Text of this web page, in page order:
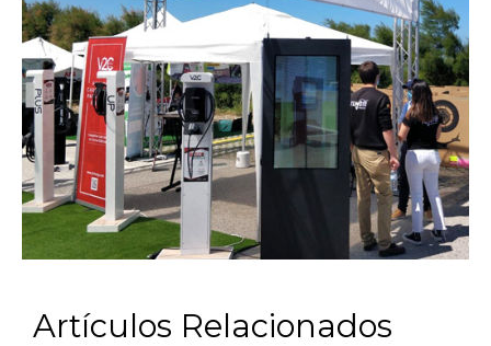
Artículos Relacionados